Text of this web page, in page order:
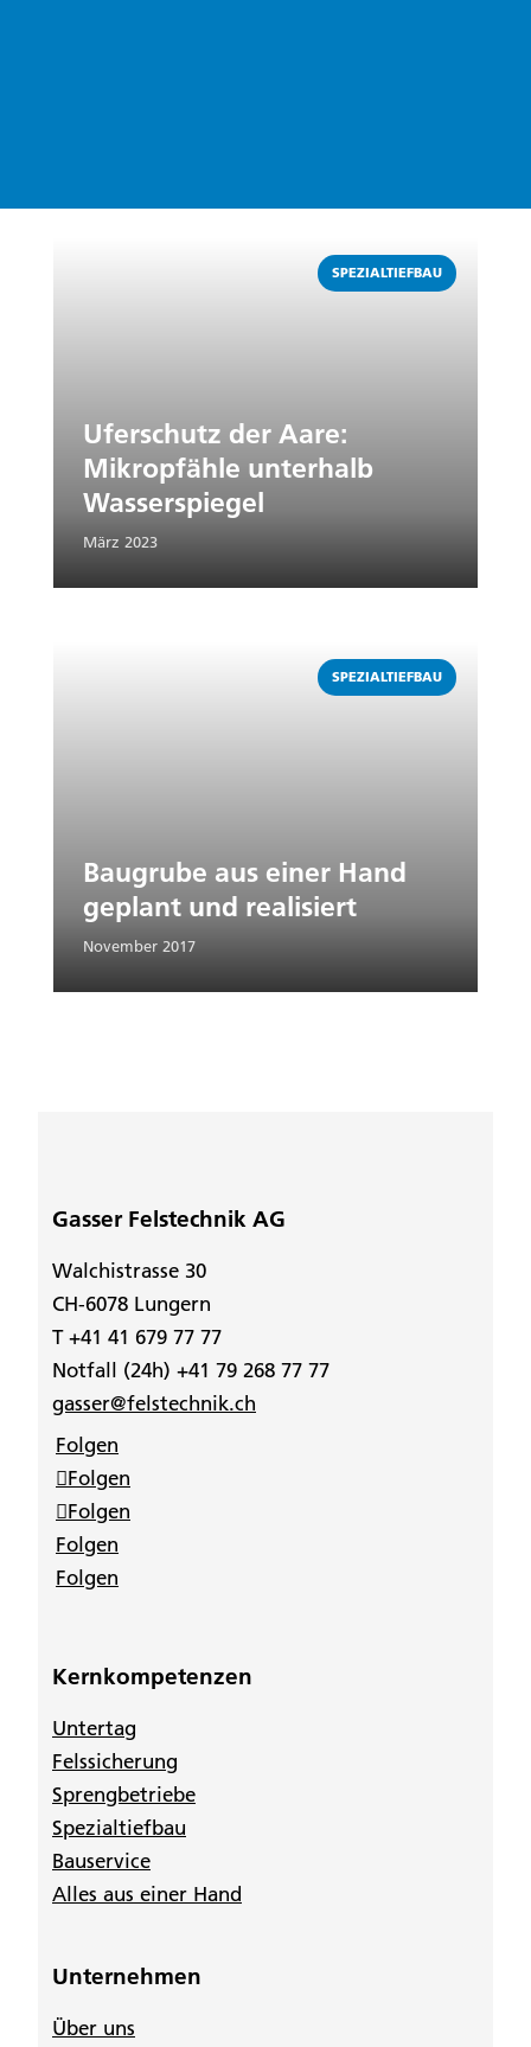
SPEZIALTIEFBAU
Uferschutz der Aare:
Mikropfähle unterhalb
Wasserspiegel
März 2023
SPEZIALTIEFBAU
Baugrube aus einer Hand
geplant und realisiert
November 2017
Gasser Felstechnik AG
Walchistrasse 30
CH-6078 Lungern
T +41 41 679 77 77
Notfall (24h) +41 79 268 77 77
gasser@felstechnik.ch
Folgen
Folgen
Folgen
Folgen
Folgen
Kernkompetenzen
Untertag
Felssicherung
Sprengbetriebe
Spezialtiefbau
Bauservice
Alles aus einer Hand
Unternehmen
Über uns